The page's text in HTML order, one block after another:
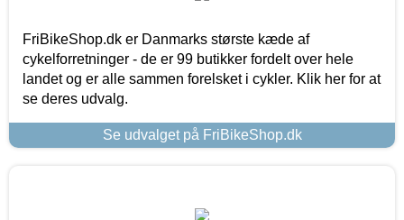
FriBikeShop.dk er Danmarks største kæde af
cykelforretninger - de er 99 butikker fordelt over hele
landet og er alle sammen forelsket i cykler. Klik her for at
se deres udvalg.
Se udvalget på FriBikeShop.dk